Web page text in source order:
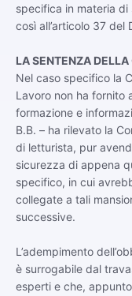
specifica in materia
così all’articolo 37 del
LA SENTENZA
Nel caso specifico la
Lavoro non ha fornito
formazione e
B.B. – ha rilevato la
di letturista, pur
sicurezza di appena
specifico, in cui
collegate a tali
successive.
L’adempimento
è surrogabile dal
esperti e che,